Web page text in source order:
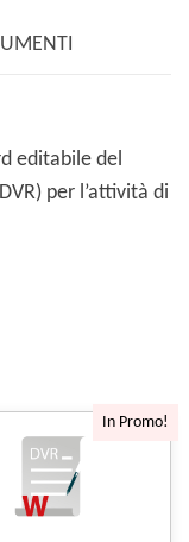
editabile del
per l’attività di
In Promo!